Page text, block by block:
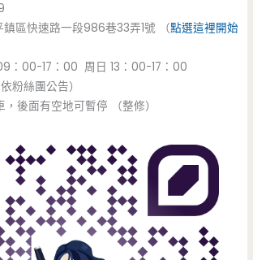
區快速路一段986巷33弄1號 （點選這裡開始
：00-17：00 周日 13：00-17：00
粉絲團公告）
後面有空地可暫停 （整修）